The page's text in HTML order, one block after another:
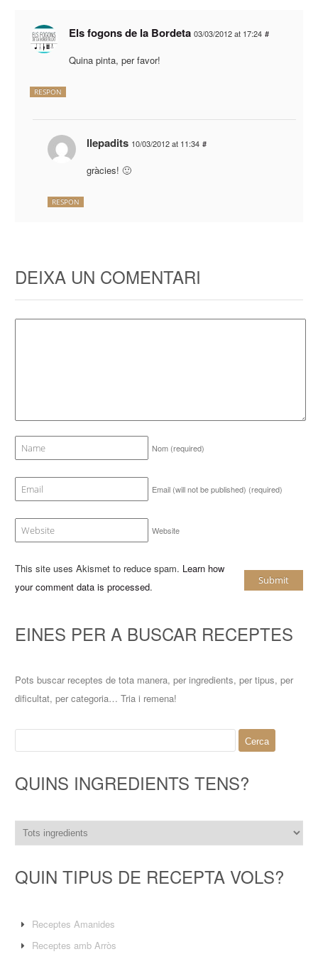
Els fogons de la Bordeta 03/03/2012 at 17:24 #
Quina pinta, per favor!
RESPON
llepadits 10/03/2012 at 11:34 #
gràcies! 🙂
RESPON
DEIXA UN COMENTARI
Nom (required)
Email (will not be published) (required)
Website
This site uses Akismet to reduce spam. Learn how
your comment data is processed.
EINES PER A BUSCAR RECEPTES
Pots buscar receptes de tota manera, per ingredients, per tipus, per
dificultat, per categoria… Tria i remena!
QUINS INGREDIENTS TENS?
QUIN TIPUS DE RECEPTA VOLS?
Receptes Amanides
Receptes amb Arròs